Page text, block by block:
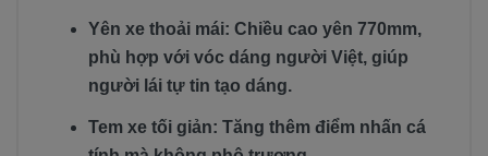
Yên xe thoải mái: Chiều cao yên 770mm,
phù hợp với vóc dáng người Việt, giúp
người lái tự tin tạo dáng.
Tem xe tối giản: Tăng thêm điểm nhấn cá